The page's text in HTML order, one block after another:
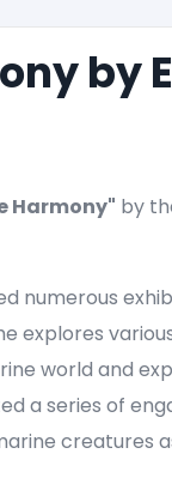
by
Harmony" by
numerous
explores
world and
a series of
creatures